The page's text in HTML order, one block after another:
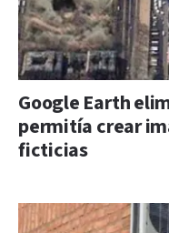
Google Earth
permitía crear
ficticias